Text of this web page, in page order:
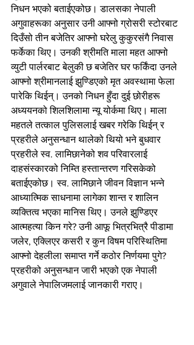
निधन भएको बताईएकोछ। डालसका नेपाली
अगुवाहरूका अनुसार उनी आफ्नो ग्रोसरी स्टोरबाट
दिउँसो तीन बजेतिर आफ्नो घरेलु कुकुरसंगै निवास
फर्केका थिए। उनकी श्रीमति माला महत आफ्नो
व्युटी पार्लरबाट बेलुकी छ बजेतिर घर फर्किंदा उनले
आफ्नो श्रीमानलाई झुण्डिएको मृत अवस्थामा फेला
पारेकि थिईन्। उनको निधन हुँदा दुई छोरीहरू
अध्ययनको शिलशिलामा न्यू योर्कमा थिए। माला
महतले तत्काल पुलिसलाई खबर गरेकि थिईन् र
प्रहरीले अनुसन्धान थालेको थियो भने बुधवार
प्रहरीले स्व. लामिछानेको शव परिवारलाई
दाहसंस्कारको निम्ति हस्तान्तरण गरिसकेको
बताईएकोछ। स्व. लामिछाने जीवन विज्ञान भन्ने
आध्यात्मिक साधनामा लागेका शान्त र शालिन
व्यक्तित्व भएका मानिस थिए। उनले झुण्डिएर
आत्महत्या किन गरे? उनी आफू भित्रभित्रै पीडामा
जलेर, एक्लिएर कसरी र कुन विषम परिस्थितिमा
आफ्नो देहलीला समाप्त गर्ने कठोर निर्णयमा पुगे?
प्रहरीको अनुसन्धान जारी भएको एक नेपाली
अगुवाले नेपालिजमलाई जानकारी गराए।